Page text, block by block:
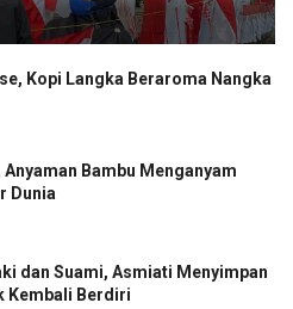
Kopi Langka Beraroma Nangka
Bambu Menganyam
Dunia
dan Suami, Asmiati Menyimpan
Kembali Berdiri